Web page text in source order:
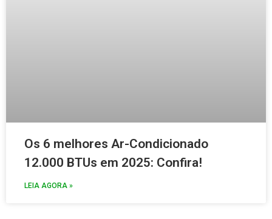
Os 6 melhores Ar-Condicionado
12.000 BTUs em 2025: Confira!
LEIA AGORA »